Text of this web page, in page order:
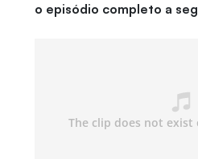
o episódio completo a